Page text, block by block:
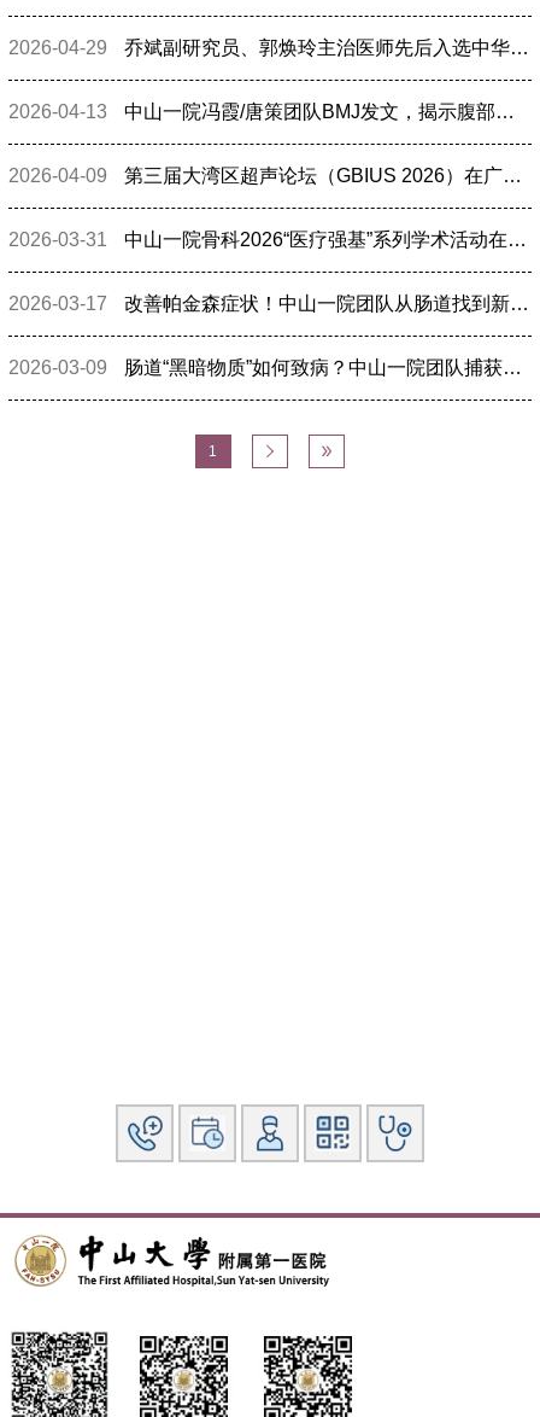
2026-04-29 乔斌副研究员、郭焕玲主治医师先后入选中华医学会超声医学分会“超人新星人才库”
2026-04-13 中山一院冯霞/唐策团队BMJ发文，揭示腹部手术后肺部并发症预防关键策略
2026-04-09 第三届大湾区超声论坛（GBIUS 2026）在广州召开
2026-03-31 中山一院骨科2026“医疗强基”系列学术活动在惠东启动
2026-03-17 改善帕金森症状！中山一院团队从肠道找到新办法
2026-03-09 肠道“黑暗物质”如何致病？中山一院团队捕获关键真菌，揭示其加剧结肠炎机制
1  